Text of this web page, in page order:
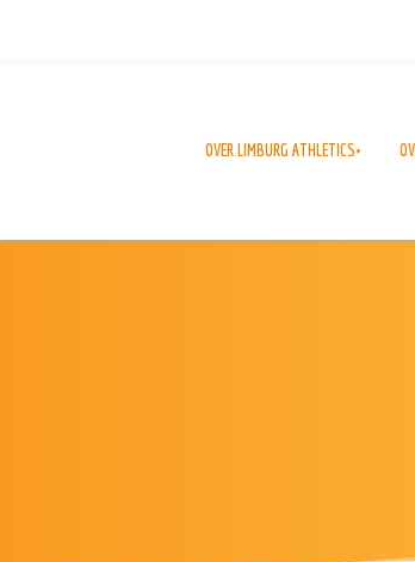
OVER LIMBURG ATHLETICS+